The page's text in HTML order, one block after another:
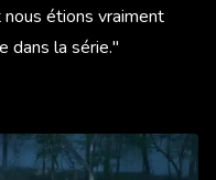
étions vraiment
dans la série."